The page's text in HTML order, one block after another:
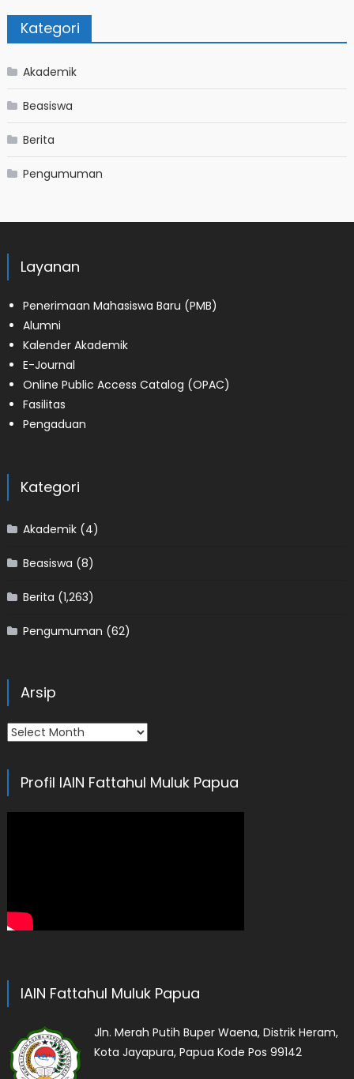
Kategori
Akademik
Beasiswa
Berita
Pengumuman
Layanan
Penerimaan Mahasiswa Baru (PMB)
Alumni
Kalender Akademik
E-Journal
Online Public Access Catalog (OPAC)
Fasilitas
Pengaduan
Kategori
Akademik(4)
Beasiswa (8)
Berita (1,263)
Pengumuman (62)
Arsip
Arsip
Profil IAIN Fattahul Muluk Papua
IAIN Fattahul Muluk Papua
Jln. Merah Putih Buper Waena, Distrik Heram,
Kota Jayapura, Papua Kode Pos 99142